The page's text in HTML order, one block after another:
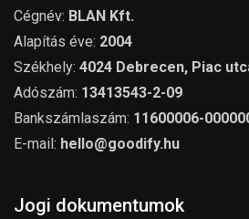
Cégnév: BLAN Kft.
Alapítás éve: 2004
Székhely: 4024 Debrecen, Piac
Adószám: 13413543-2-09
Bankszámlaszám: 11600006-
E-mail: hello@goodify.hu
Jogi dokumentumok